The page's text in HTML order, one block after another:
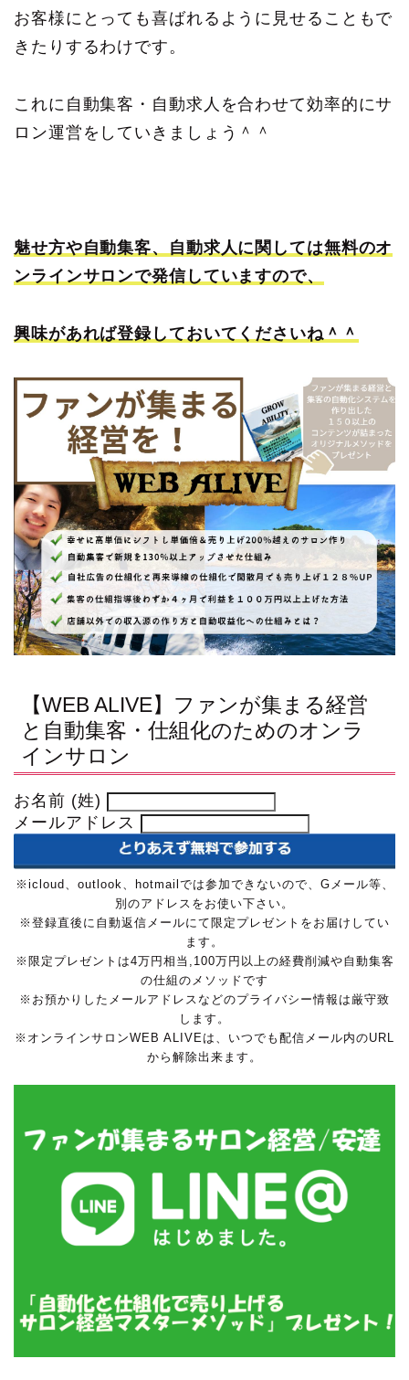
お客様にとっても喜ばれるように見せることもで
きたりするわけです。
これに自動集客・自動求人を合わせて効率的にサ
ロン運営をしていきましょう＾＾
魅せ方や自動集客、自動求人に関しては無料のオ
ンラインサロンで発信していますので、
興味があれば登録しておいてくださいね＾＾
【WEB ALIVE】ファンが集まる経営
と自動集客・仕組化のためのオンラ
インサロン
お名前 (姓)
メールアドレス
※icloud、outlook、hotmailでは参加できないので、Gメール等、
別のアドレスをお使い下さい。
※登録直後に自動返信メールにて限定プレゼントをお届けしてい
ます。
※限定プレゼントは4万円相当,100万円以上の経費削減や自動集客
の仕組のメソッドです
※お預かりしたメールアドレスなどのプライバシー情報は厳守致
します。
※オンラインサロンWEB ALIVEは、いつでも配信メール内のURL
から解除出来ます。